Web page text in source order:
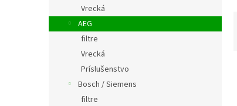
Vrecká
AEG
filtre
Vrecká
Príslušenstvo
Bosch / Siemens
filtre